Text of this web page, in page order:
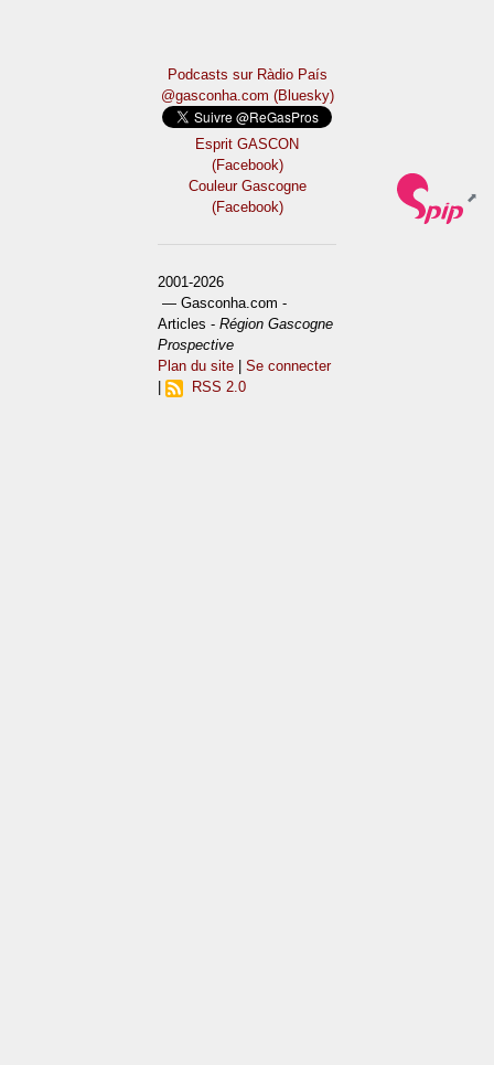
Podcasts sur Ràdio País
@gasconha.com (Bluesky)
Esprit GASCON
(Facebook)
Couleur Gascogne
(Facebook)
2001-2026
— Gasconha.com -
Articles -Région Gascogne
Prospective
Plan du site |Se connecter
|
RSS 2.0